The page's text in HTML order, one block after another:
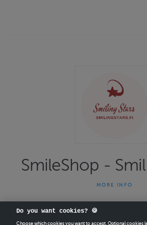
SmileShop -
on kirjailija, kouluttaja, ammattiastrologi,
musiikkitieteilijä, joka on tutkinut elämän
yli 40 vuoden ajan. Täällä voit ostaa
MORE INFO
Do you want cookies? 🍪
Choose which cookies you want to accept. Optional cookies